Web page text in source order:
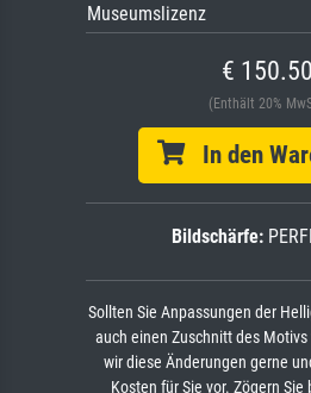
Museumslizenz
€ 150.50
(Enthält 20%
In den
Bildschärfe:
Sollten Sie Anpassungen der
auch einen Zuschnitt des
wir diese Änderungen gerne
Kosten für Sie vor. Zögern